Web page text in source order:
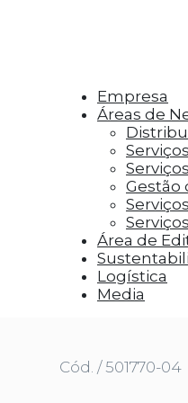
Empresa
Áreas de
Gestão
Área de
Logística
Media
Cód. / 501770-04